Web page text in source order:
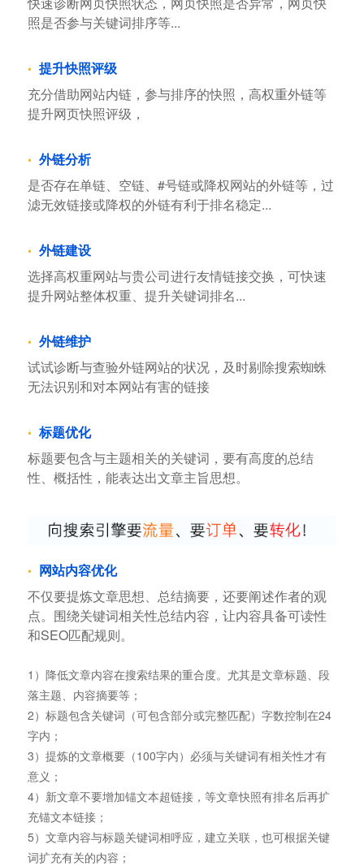
照是否参与关键词排序等...
提升快照评级
充分借助网站内链，参与排序的快照，高权重外链等
提升网页快照评级，
外链分析
是否存在单链、空链、#号链或降权网站的外链等，过
滤无效链接或降权的外链有利于排名稳定...
外链建设
选择高权重网站与贵公司进行友情链接交换，可快速
提升网站整体权重、提升关键词排名...
外链维护
试试诊断与查验外链网站的状况，及时剔除搜索蜘蛛
无法识别和对本网站有害的链接
标题优化
标题要包含与主题相关的关键词，要有高度的总结
性、概括性，能表达出文章主旨思想。
网站内容优化
不仅要提炼文章思想、总结摘要，还要阐述作者的观
点。围绕关键词相关性总结内容，让内容具备可读性
和SEO匹配规则。
1）降低文章内容在搜索结果的重合度。尤其是文章标题、段
落主题、内容摘要等；
2）标题包含关键词（可包含部分或完整匹配）字数控制在24
字内；
3）提炼的文章概要（100字内）必须与关键词有相关性才有
意义；
4）新文章不要增加锚文本超链接，等文章快照有排名后再扩
充锚文本链接；
5）文章内容与标题关键词相呼应，建立关联，也可根据关键
词扩充有关的内容；